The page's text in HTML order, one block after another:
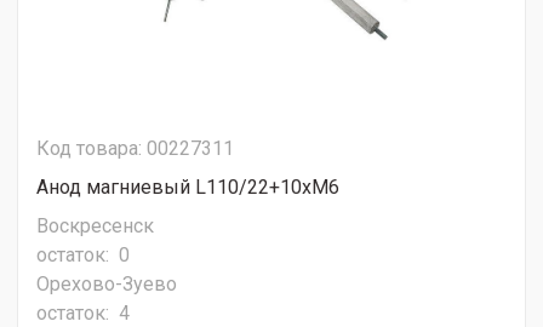
Код товара: 00227311
Анод магниевый L110/22+10хМ6
Воскресенск
остаток: 0
Орехово-Зуево
остаток: 4